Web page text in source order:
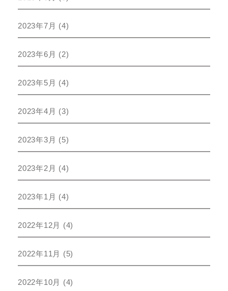
2023年7月 (4)
2023年6月 (2)
2023年5月 (4)
2023年4月 (3)
2023年3月 (5)
2023年2月 (4)
2023年1月 (4)
2022年12月 (4)
2022年11月 (5)
2022年10月 (4)